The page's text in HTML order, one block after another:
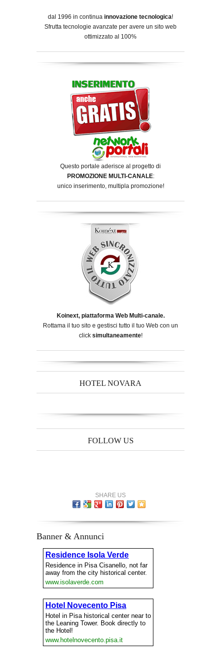
dal 1996 in continua innovazione tecnologica!
Sfrutta tecnologie avanzate per avere un sito web
ottimizzato al 100%
Questo portale aderisce al progetto di
PROMOZIONE MULTI-CANALE:
unico inserimento, multipla promozione!
Koinext, piattaforma Web Multi-canale.
Rottama il tuo sito e gestisci tutto il tuo Web con un
click simultaneamente!
HOTEL NOVARA
FOLLOW US
SHARE US
Banner & Annunci